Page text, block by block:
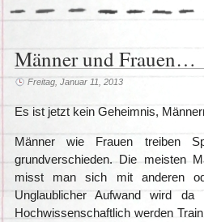
Männer und Frauen…
Freitag, Januar 11, 2013
Es ist jetzt kein Geheimnis,
Männer wie Frauen treiben
grundverschieden. Die meisten
misst man sich mit anderen
Unglaublicher Aufwand wird
Hochwissenschaftlich werden